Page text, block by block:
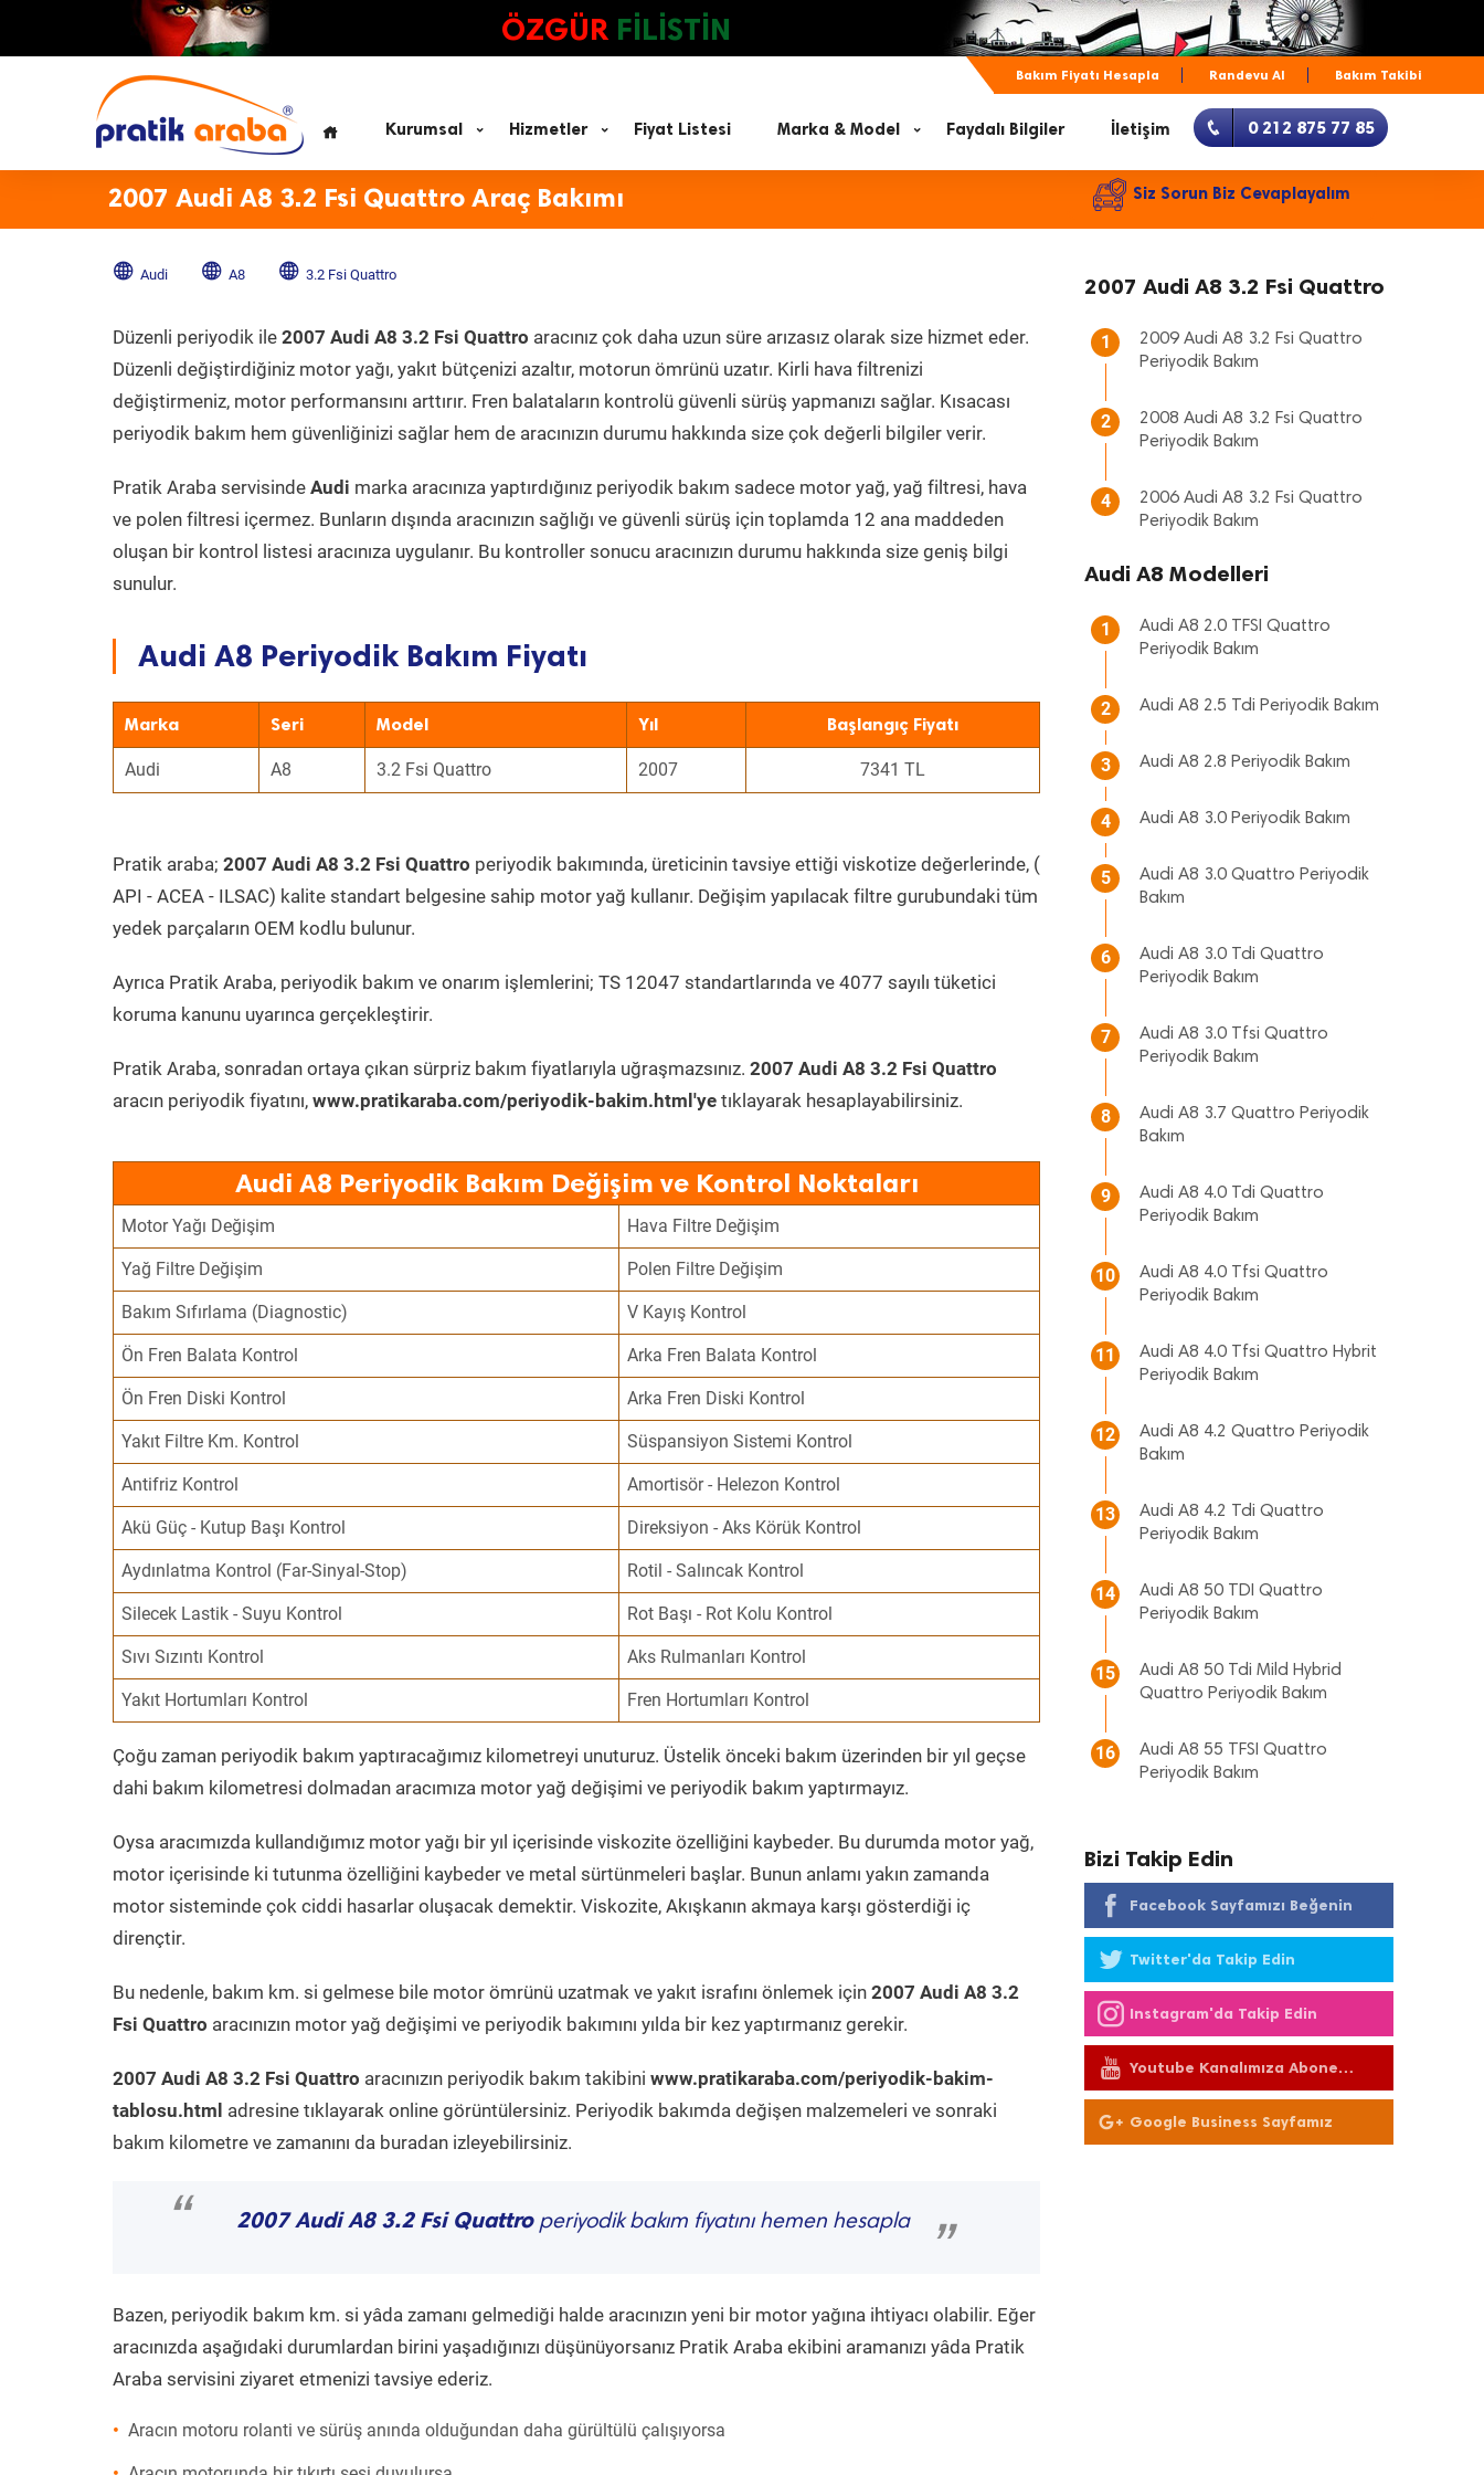
ÖZGÜR FİLİSTİN
Bakım Fiyatı Hesapla Randevu Al Bakım Takibi
Kurumsal Hizmetler Fiyat Listesi Marka & Model Faydalı Bilgiler İletişim 0 212 875 77 85
2007 Audi A8 3.2 Fsi Quattro Araç Bakımı Siz Sorun Biz Cevaplayalım
Audi A8 3.2 Fsi Quattro
Düzenli periyodik ile 2007 Audi A8 3.2 Fsi Quattro aracınız çok daha uzun süre arızasız olarak size hizmet eder.
Düzenli değiştirdiğiniz motor yağı, yakıt bütçenizi azaltır, motorun ömrünü uzatır. Kirli hava filtrenizi
değiştirmeniz, motor performansını arttırır. Fren balataların kontrolü güvenli sürüş yapmanızı sağlar. Kısacası
periyodik bakım hem güvenliğinizi sağlar hem de aracınızın durumu hakkında size çok değerli bilgiler verir.
Pratik Araba servisinde Audi marka aracınıza yaptırdığınız periyodik bakım sadece motor yağ, yağ filtresi, hava
ve polen filtresi içermez. Bunların dışında aracınızın sağlığı ve güvenli sürüş için toplamda 12 ana maddeden
oluşan bir kontrol listesi aracınıza uygulanır. Bu kontroller sonucu aracınızın durumu hakkında size geniş bilgi
sunulur.
Audi A8 Periyodik Bakım Fiyatı
Marka Seri Model Yıl Başlangıç Fiyatı
Audi A8 3.2 Fsi Quattro 2007 7341 TL
Pratik araba; 2007 Audi A8 3.2 Fsi Quattro periyodik bakımında, üreticinin tavsiye ettiği viskotize değerlerinde, (
API - ACEA - ILSAC) kalite standart belgesine sahip motor yağ kullanır. Değişim yapılacak filtre gurubundaki tüm
yedek parçaların OEM kodlu bulunur.
Ayrıca Pratik Araba, periyodik bakım ve onarım işlemlerini; TS 12047 standartlarında ve 4077 sayılı tüketici
koruma kanunu uyarınca gerçekleştirir.
Pratik Araba, sonradan ortaya çıkan sürpriz bakım fiyatlarıyla uğraşmazsınız. 2007 Audi A8 3.2 Fsi Quattro
aracın periyodik fiyatını, www.pratikaraba.com/periyodik-bakim.html'ye tıklayarak hesaplayabilirsiniz.
Audi A8 Periyodik Bakım Değişim ve Kontrol Noktaları
Motor Yağı Değişim Hava Filtre Değişim
Yağ Filtre Değişim Polen Filtre Değişim
Bakım Sıfırlama (Diagnostic) V Kayış Kontrol
Ön Fren Balata Kontrol Arka Fren Balata Kontrol
Ön Fren Diski Kontrol Arka Fren Diski Kontrol
Yakıt Filtre Km. Kontrol Süspansiyon Sistemi Kontrol
Antifriz Kontrol Amortisör - Helezon Kontrol
Akü Güç - Kutup Başı Kontrol Direksiyon - Aks Körük Kontrol
Aydınlatma Kontrol (Far-Sinyal-Stop) Rotil - Salıncak Kontrol
Silecek Lastik - Suyu Kontrol Rot Başı - Rot Kolu Kontrol
Sıvı Sızıntı Kontrol Aks Rulmanları Kontrol
Yakıt Hortumları Kontrol Fren Hortumları Kontrol
Çoğu zaman periyodik bakım yaptıracağımız kilometreyi unuturuz. Üstelik önceki bakım üzerinden bir yıl geçse
dahi bakım kilometresi dolmadan aracımıza motor yağ değişimi ve periyodik bakım yaptırmayız.
Oysa aracımızda kullandığımız motor yağı bir yıl içerisinde viskozite özelliğini kaybeder. Bu durumda motor yağ,
motor içerisinde ki tutunma özelliğini kaybeder ve metal sürtünmeleri başlar. Bunun anlamı yakın zamanda
motor sisteminde çok ciddi hasarlar oluşacak demektir. Viskozite, Akışkanın akmaya karşı gösterdiği iç
dirençtir.
Bu nedenle, bakım km. si gelmese bile motor ömrünü uzatmak ve yakıt israfını önlemek için 2007 Audi A8 3.2
Fsi Quattro aracınızın motor yağ değişimi ve periyodik bakımını yılda bir kez yaptırmanız gerekir.
2007 Audi A8 3.2 Fsi Quattro aracınızın periyodik bakım takibini www.pratikaraba.com/periyodik-bakim-
tablosu.html adresine tıklayarak online görüntülersiniz. Periyodik bakımda değişen malzemeleri ve sonraki
bakım kilometre ve zamanını da buradan izleyebilirsiniz.
“ 2007 Audi A8 3.2 Fsi Quattroperiyodik bakım fiyatını hemen hesapla
”
Bazen, periyodik bakım km. si yâda zamanı gelmediği halde aracınızın yeni bir motor yağına ihtiyacı olabilir. Eğer
aracınızda aşağıdaki durumlardan birini yaşadığınızı düşünüyorsanız Pratik Araba ekibini aramanızı yâda Pratik
Araba servisini ziyaret etmenizi tavsiye ederiz.
Aracın motoru rolanti ve sürüş anında olduğundan daha gürültülü çalışıyorsa
2007 Audi A8 3.2 Fsi Quattro
1
2009 Audi A8 3.2 Fsi Quattro
Periyodik Bakım
2
2008 Audi A8 3.2 Fsi Quattro
Periyodik Bakım
4
2006 Audi A8 3.2 Fsi Quattro
Periyodik Bakım
Audi A8 Modelleri
1
Audi A8 2.0 TFSI Quattro
Periyodik Bakım
2 Audi A8 2.5 Tdi Periyodik Bakım
3 Audi A8 2.8 Periyodik Bakım
4 Audi A8 3.0 Periyodik Bakım
5
Audi A8 3.0 Quattro Periyodik
Bakım
6
Audi A8 3.0 Tdi Quattro
Periyodik Bakım
7
Audi A8 3.0 Tfsi Quattro
Periyodik Bakım
8
Audi A8 3.7 Quattro Periyodik
Bakım
9
Audi A8 4.0 Tdi Quattro
Periyodik Bakım
10
Audi A8 4.0 Tfsi Quattro
Periyodik Bakım
11
Audi A8 4.0 Tfsi Quattro Hybrit
Periyodik Bakım
12
Audi A8 4.2 Quattro Periyodik
Bakım
13
Audi A8 4.2 Tdi Quattro
Periyodik Bakım
14
Audi A8 50 TDI Quattro
Periyodik Bakım
15
Audi A8 50 Tdi Mild Hybrid
Quattro Periyodik Bakım
16
Audi A8 55 TFSI Quattro
Periyodik Bakım
Bizi Takip Edin
Facebook Sayfamızı Beğenin
Twitter'da Takip Edin
Instagram'da Takip Edin
Youtube Kanalımıza Abone
Olun
Google Business Sayfamız